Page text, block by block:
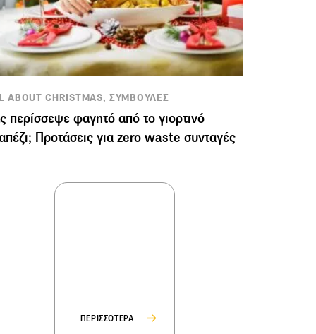
ABOUT CHRISTMAS, ΣΥΜΒΟΥΛΕΣ
περίσσεψε φαγητό από το γιορτινό
Προτάσεις για zero waste συνταγές
ΠΕΡΙΣΣΟΤΕΡΑ